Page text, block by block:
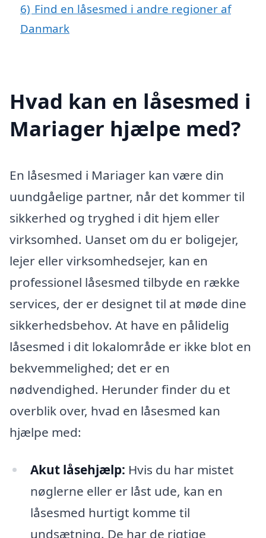
6) Find en låsesmed i andre regioner af
Danmark
Hvad kan en låsesmed i
Mariager hjælpe med?
En låsesmed i Mariager kan være din
uundgåelige partner, når det kommer til
sikkerhed og tryghed i dit hjem eller
virksomhed. Uanset om du er boligejer,
lejer eller virksomhedsejer, kan en
professionel låsesmed tilbyde en række
services, der er designet til at møde dine
sikkerhedsbehov. At have en pålidelig
låsesmed i dit lokalområde er ikke blot en
bekvemmelighed; det er en
nødvendighed. Herunder finder du et
overblik over, hvad en låsesmed kan
hjælpe med:
Akut låsehjælp: Hvis du har mistet
nøglerne eller er låst ude, kan en
låsesmed hurtigt komme til
undsætning. De har de rigtige